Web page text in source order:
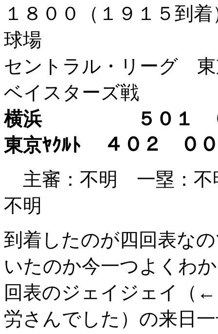
１８００（１９１５
球場
セントラル・リーグ 東
ベイスターズ戦
横浜 ５０１ ０
東京ﾔｸﾙﾄ ４０２
主審：不明 一塁
不明
到着したのが四回表な
いたのか今一つよくわ
回表のジェイジェイ（
労さんでした）の来日